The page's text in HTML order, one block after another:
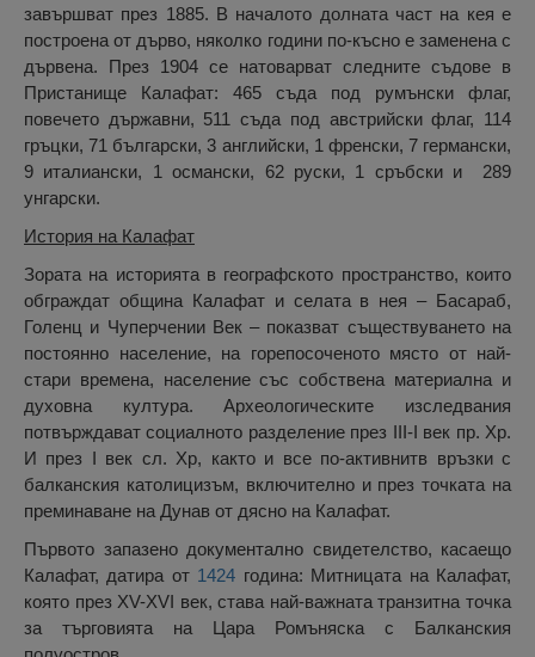
завършват през 1885. В началото долната част на кея е
построена от дърво, няколко години по-късно е заменена с
дървена. През 1904 се натоварват следните съдове в
Пристанище Калафат: 465 съда под румънски флаг,
повечето държавни, 511 съда под австрийски флаг, 114
гръцки, 71 български, 3 английски, 1 френски, 7 германски,
9 италиански, 1 османски, 62 руски, 1 сръбски и 289
унгарски.
История на Калафат
Зората на историята в географското пространство, които
обграждат община Калафат и селата в нея – Басараб,
Голенц и Чуперчении Век – показват съществуването на
постоянно население, на горепосоченото място от най-
стари времена, население със собствена материална и
духовна култура. Археологическите изследвания
потвърждават социалното разделение през III-I век пр. Хр.
И през I век сл. Хр, както и все по-активнитв връзки с
балканския католицизъм, включително и през точката на
преминаване на Дунав от дясно на Калафат.
Първото запазено документално свидетелство, касаещо
Калафат, датира от 1424 година: Митницата на Калафат,
която през XV-XVI век, става най-важната транзитна точка
за търговията на Цара Ромъняска с Балканския